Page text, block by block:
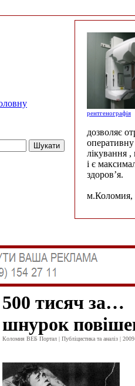
рентгенографія
дозволяє
лікування ,
і є
здоров’я.
м.Коломия,
500 тисяч за…
шнурок
Коломия ВЕБ Портал | Публіцистика та аналіз |